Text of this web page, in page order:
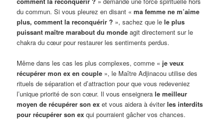
du commun. Si vous pleurez en disant «ma femme ne m’aime
plus, comment la reconquérir ? », sachez que lele plus
puissant maître marabout du monde agit directement sur le
chakra du cœur pour restaurer les sentiments perdus.
Même dans les cas les plus complexes, comme « je veux
récupérer mon ex en couple », le Maître Adjinacou utilise des
rituels de séparation et d’attraction pour que vous redeveniez
l’unique priorité de son cœur. Il vous enseignerale meilleur
moyen de récupérer son ex et vous aidera à éviterles interdits
pour récupérer son ex qui pourraient gâcher vos chances.